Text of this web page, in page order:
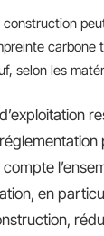
carbone
selon les
en